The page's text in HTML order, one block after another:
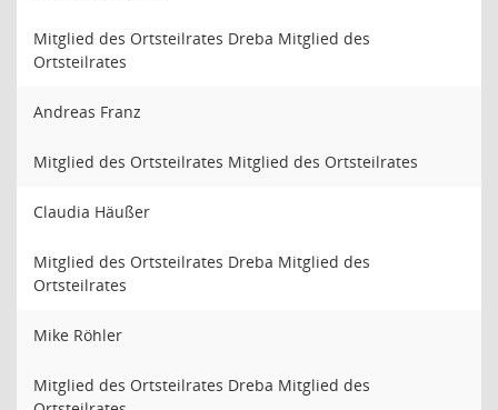
Mitglied des Ortsteilrates Dreba Mitglied des
Ortsteilrates
Andreas Franz
Mitglied des Ortsteilrates Mitglied des Ortsteilrates
Claudia Häußer
Mitglied des Ortsteilrates Dreba Mitglied des
Ortsteilrates
Mike Röhler
Mitglied des Ortsteilrates Dreba Mitglied des